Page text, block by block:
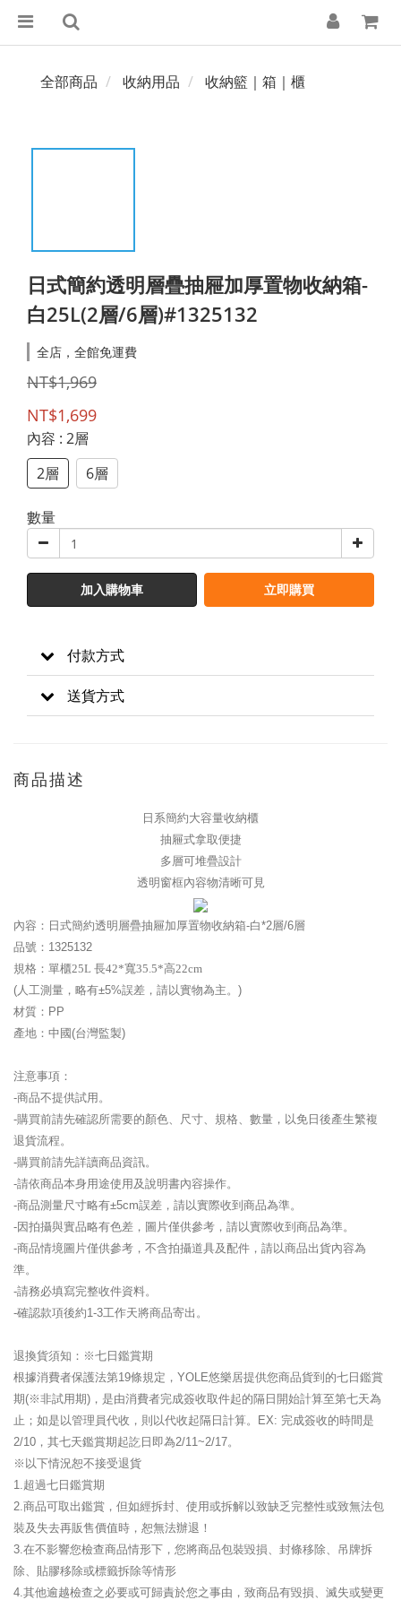
全部商品 收納用品 收納籃｜箱｜櫃
日式簡約透明層疊抽屜加厚置物收納箱-
白25L(2層/6層)#1325132
全店，全館免運費
NT$1,969
NT$1,699
內容 : 2層
2層
6層
數量
加入購物車 立即購買
付款方式
送貨方式
商品描述
日系簡約大容量收納櫃
抽屜式拿取便捷
多層可堆疊設計
透明窗框內容物清晰可見
內容： 日式簡約透明層疊抽屜加厚置物收納箱-白*2層/6層
品號： 1325132
規格： 單櫃25L 長42*寬35.5*高22cm
(人工測量，略有±5%誤差，請以實物為主。)
材質：PP
產地：中國(台灣監製)
注意事項：
-商品不提供試用。
-購買前請先確認所需要的顏色、尺寸、規格、數量，以免日後產生繁複
退貨流程。
-購買前請先詳讀商品資訊。
-請依商品本身用途使用及說明書內容操作。
-商品測量尺寸略有±5cm誤差，請以實際收到商品為準。
-因拍攝與實品略有色差，圖片僅供參考，請以實際收到商品為準。
-商品情境圖片僅供參考，不含拍攝道具及配件，請以商品出貨內容為
準。
-請務必填寫完整收件資料。
-確認款項後約1-3工作天將商品寄出。
退換貨須知：※七日鑑賞期
根據消費者保護法第19條規定，YOLE悠樂居提供您商品貨到的七日鑑賞
期(※非試用期)，是由消費者完成簽收取件起的隔日開始計算至第七天為
止；如是以管理員代收，則以代收起隔日計算。EX: 完成簽收的時間是
2/10，其七天鑑賞期起訖日即為2/11~2/17。
※以下情況恕不接受退貨
1.超過七日鑑賞期
2.商品可取出鑑賞，但如經拆封、使用或拆解以致缺乏完整性或致無法包
裝及失去再販售價值時，恕無法辦退！
3.在不影響您檢查商品情形下，您將商品包裝毀損、封條移除、吊牌拆
除、貼膠移除或標籤拆除等情形
4.其他逾越檢查之必要或可歸責於您之事由，致商品有毀損、滅失或變更